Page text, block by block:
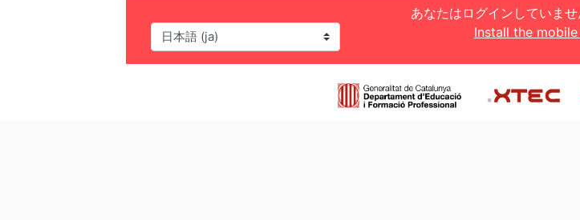
言語設定 あなたはログインしていま
Install the